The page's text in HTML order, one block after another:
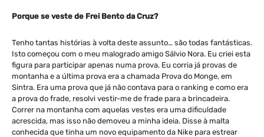
Porque se veste de Frei Bento da Cruz?
Tenho tantas histórias à volta deste assunto… são todas fantásticas.
Isto começou com o meu malogrado amigo Sálvio Nora. Eu criei esta
figura para participar apenas numa prova. Eu corria já provas de
montanha e a última prova era a chamada Prova do Monge, em
Sintra. Era uma prova que já não contava para o ranking e como era
a prova do frade, resolvi vestir-me de frade para a brincadeira.
Correr na montanha com aquelas vestes era uma dificuldade
acrescida, mas isso não demoveu a minha ideia. Disse à malta
conhecida que tinha um novo equipamento da Nike para estrear